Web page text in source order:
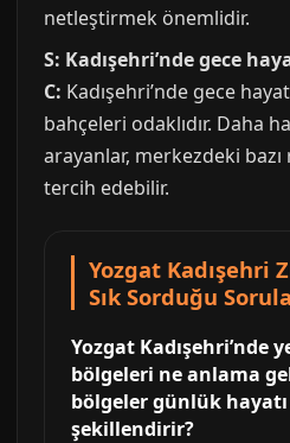
netleştirmek önemlidir.
S: Kadışehri’nde gece
C: Kadışehri’nde gece
bahçeleri odaklıdır. Daha
arayanlar, merkezdeki
tercih edebilir.
Yozgat Kadışehri
Sık Sorduğu
Yozgat Kadışehri’nde
bölgeleri ne anlama
bölgeler günlük hayatı
şekillendirir?